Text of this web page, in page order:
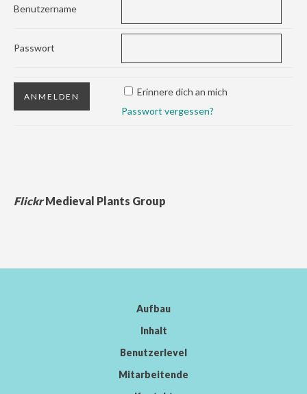
Benutzername
Passwort
Erinnere dich an mich
Passwort vergessen?
FlickrMedieval Plants Group
Aufbau
Inhalt
Benutzerlevel
Mitarbeitende